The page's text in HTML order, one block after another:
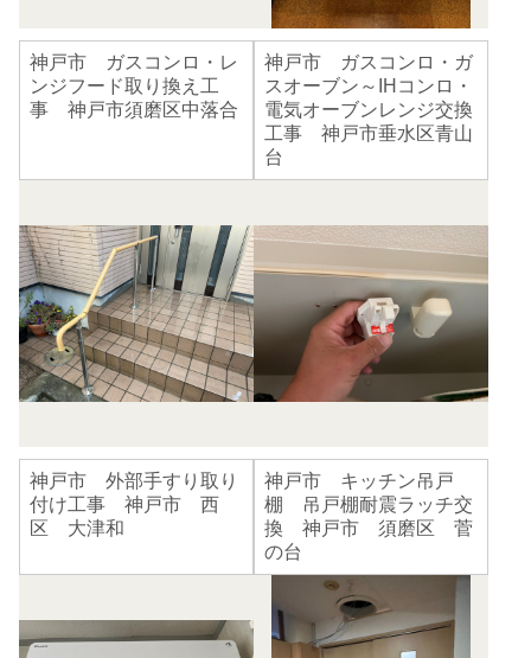
神戸市 ガスコンロ・レ
ンジフード取り換え工
事 神戸市須磨区中落合
神戸市 ガスコンロ・ガ
スオーブン～IHコンロ・
電気オーブンレンジ交換
工事 神戸市垂水区青山
台
神戸市 外部手すり取り
付け工事 神戸市 西
区 大津和
神戸市 キッチン吊戸
棚 吊戸棚耐震ラッチ交
換 神戸市 須磨区 菅
の台